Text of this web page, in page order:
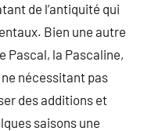
de l’antiquité qui
Bien une autre
Pascal, la Pascaline,
nécessitant pas
des additions et
saisons une